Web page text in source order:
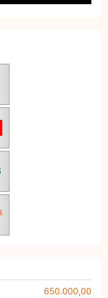
650.000,00